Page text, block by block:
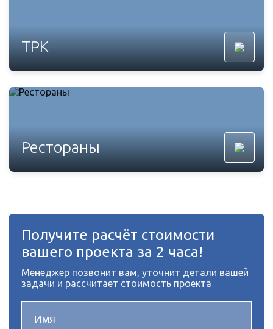
ТРК
Рестораны
Получите расчёт стоимости
вашего проекта за 2 часа!
Менеджер позвонит вам, уточнит детали вашей
задачи и рассчитает стоимость проекта